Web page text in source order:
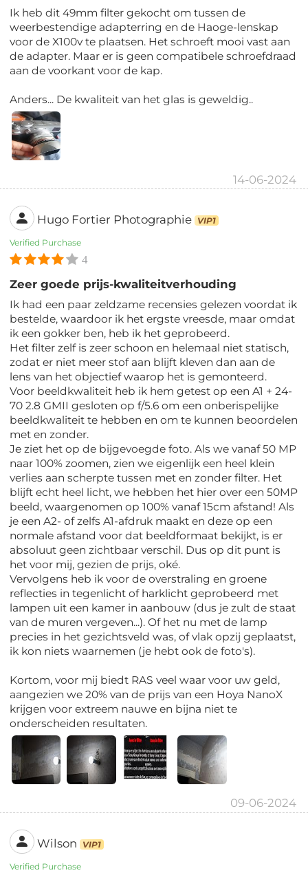
Ik heb dit 49mm filter gekocht om tussen de
weerbestendige adapterring en de Haoge-lenskap
voor de X100v te plaatsen. Het schroeft mooi vast aan
de adapter. Maar er is geen compatibele schroefdraad
aan de voorkant voor de kap.
Anders... De kwaliteit van het glas is geweldig..
14-06-2024
Hugo Fortier Photographie VIP1
Verified Purchase
4
Zeer goede prijs-kwaliteitverhouding
Ik had een paar zeldzame recensies gelezen voordat ik
bestelde, waardoor ik het ergste vreesde, maar omdat
ik een gokker ben, heb ik het geprobeerd.
Het filter zelf is zeer schoon en helemaal niet statisch,
zodat er niet meer stof aan blijft kleven dan aan de
lens van het objectief waarop het is gemonteerd.
Voor beeldkwaliteit heb ik hem getest op een A1 + 24-
70 2.8 GMII gesloten op f/5.6 om een ​​onberispelijke
beeldkwaliteit te hebben en om te kunnen beoordelen
met en zonder.
Je ziet het op de bijgevoegde foto. Als we vanaf 50 MP
naar 100% zoomen, zien we eigenlijk een heel klein
verlies aan scherpte tussen met en zonder filter. Het
blijft echt heel licht, we hebben het hier over een 50MP
beeld, waargenomen op 100% vanaf 15cm afstand! Als
je een A2- of zelfs A1-afdruk maakt en deze op een
normale afstand voor dat beeldformaat bekijkt, is er
absoluut geen zichtbaar verschil. Dus op dit punt is
het voor mij, gezien de prijs, oké.
Vervolgens heb ik voor de overstraling en groene
reflecties in tegenlicht of harklicht geprobeerd met
lampen uit een kamer in aanbouw (dus je zult de staat
van de muren vergeven...). Of het nu met de lamp
precies in het gezichtsveld was, of vlak opzij geplaatst,
ik kon niets waarnemen (je hebt ook de foto's).
Kortom, voor mij biedt RAS veel waar voor uw geld,
aangezien we 20% van de prijs van een Hoya NanoX
krijgen voor extreem nauwe en bijna niet te
onderscheiden resultaten.
09-06-2024
Wilson VIP1
Verified Purchase